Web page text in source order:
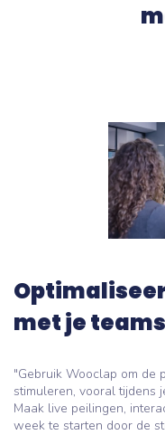
met je teams
"Gebruik Wooclap om de
stimuleren, vooral tijdens
Maak live peilingen,
week te starten door de